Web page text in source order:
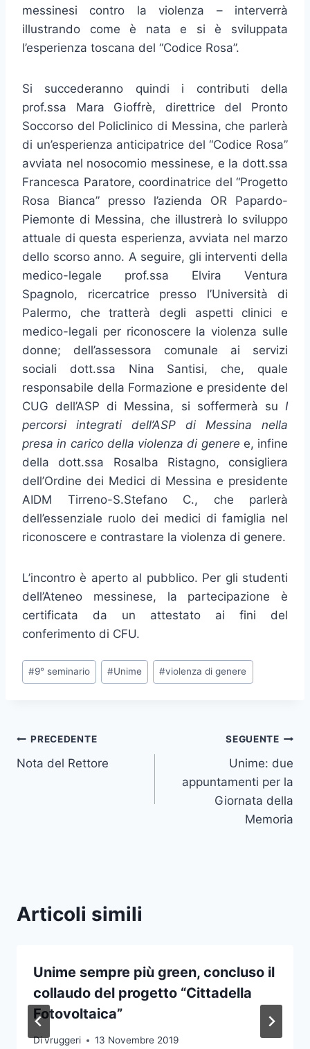
messinesi contro la violenza – interverrà
illustrando come è nata e si è sviluppata
l’esperienza toscana del “Codice Rosa”.
Si succederanno quindi i contributi della
prof.ssa Mara Gioffrè, direttrice del Pronto
Soccorso del Policlinico di Messina, che parlerà
di un’esperienza anticipatrice del “Codice Rosa”
avviata nel nosocomio messinese, e la dott.ssa
Francesca Paratore, coordinatrice del “Progetto
Rosa Bianca” presso l’azienda OR Papardo-
Piemonte di Messina, che illustrerà lo sviluppo
attuale di questa esperienza, avviata nel marzo
dello scorso anno. A seguire, gli interventi della
medico-legale prof.ssa Elvira Ventura
Spagnolo, ricercatrice presso l’Università di
Palermo, che tratterà degli aspetti clinici e
medico-legali per riconoscere la violenza sulle
donne; dell’assessora comunale ai servizi
sociali dott.ssa Nina Santisi, che, quale
responsabile della Formazione e presidente del
CUG dell’ASP di Messina, si soffermerà su I
percorsi integrati dell’ASP di Messina nella
presa in carico della violenza di genere e, infine
della dott.ssa Rosalba Ristagno, consigliera
dell’Ordine dei Medici di Messina e presidente
AIDM Tirreno-S.Stefano C., che parlerà
dell’essenziale ruolo dei medici di famiglia nel
riconoscere e contrastare la violenza di genere.
L’incontro è aperto al pubblico. Per gli studenti
dell’Ateneo messinese, la partecipazione è
certificata da un attestato ai fini del
conferimento di CFU.
Tag
articolo:
#9° seminario #Unime #violenza di genere
Navigazione
articoli
PRECEDENTE
Nota del Rettore
SEGUENTE
Unime: due
appuntamenti per la
Giornata della
Memoria
Articoli simili
Unime sempre più green, concluso il
collaudo del progetto “Cittadella
Fotovoltaica”
Divruggeri 13 Novembre 2019